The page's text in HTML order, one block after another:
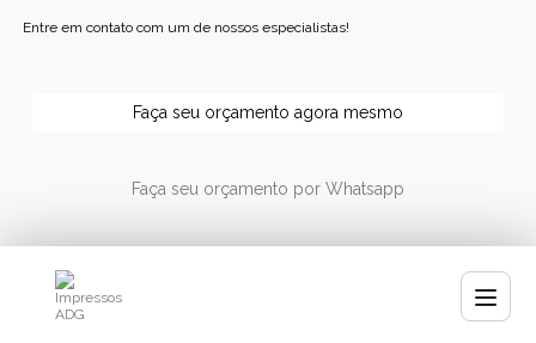
Entre em contato com um de nossos especialistas!
Faça seu orçamento agora mesmo
Faça seu orçamento por Whatsapp